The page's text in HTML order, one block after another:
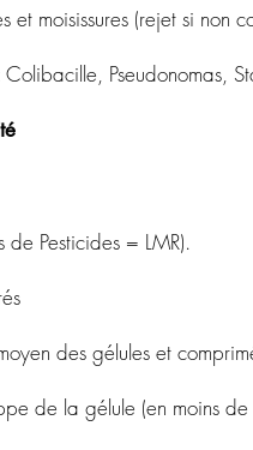
moisissures (rejet si non
Pseudonomas,
de Pesticides = LMR).
des gélules et
de la gélule (en moins de